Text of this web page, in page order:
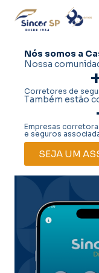
Nós somos a
Nossa
Corretores de
Também estão
Empresas
e seguros
SEJA UM